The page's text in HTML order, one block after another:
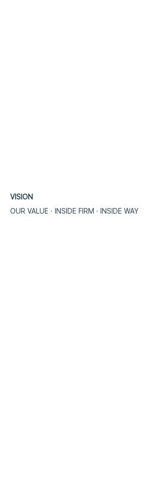
VISION
OUR VALUE · INSIDE FIRM · INSIDE WA​Y